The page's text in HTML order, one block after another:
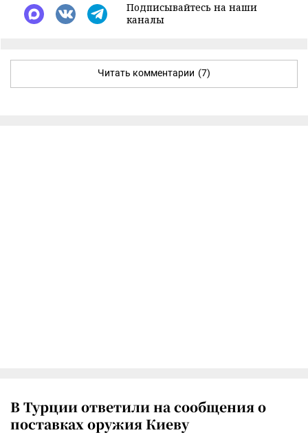
Подписывайтесь на наши
каналы
Читать комментарии (7)
В Турции ответили на сообщения о
поставках оружия Киеву